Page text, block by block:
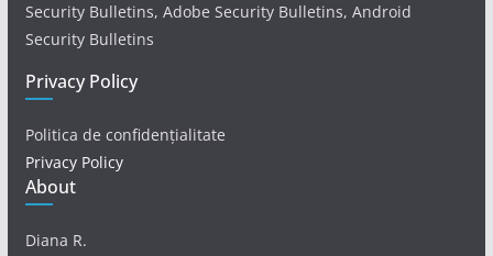
Security Bulletins, Adobe Security Bulletins, Android
Security Bulletins
Privacy Policy
Politica de confidențialitate
Privacy Policy
About
Diana R.